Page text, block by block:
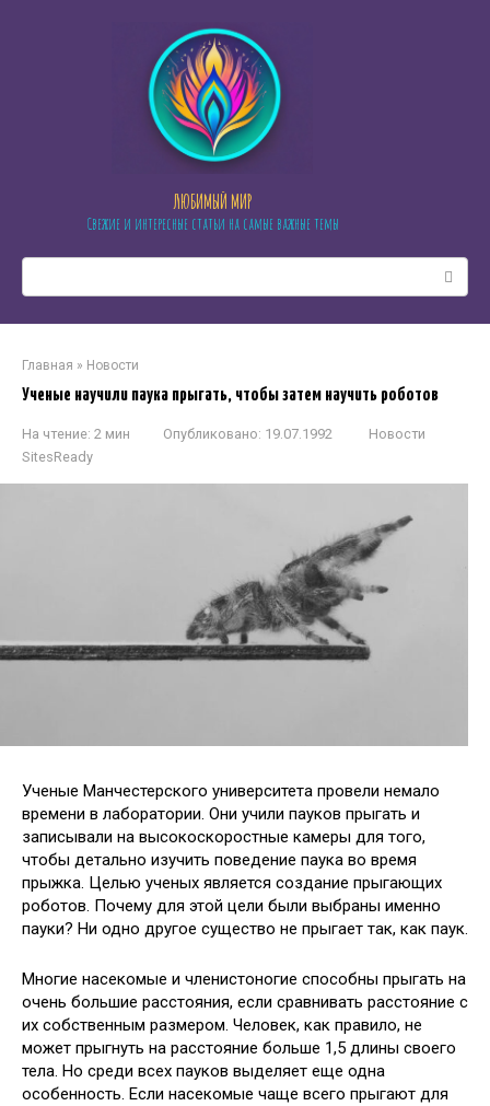
ЛЮБИМЫЙ МИР
Свежие и интересные статьи на самые важные темы
Главная » Новости
Ученые научили паука прыгать, чтобы затем научить роботов
На чтение: 2 мин Опубликовано: 19.07.1992
Новости
SitesReady
Ученые Манчестерского университета провели немало
времени в лаборатории. Они учили пауков прыгать и
записывали на высокоскоростные камеры для того,
чтобы детально изучить поведение паука во время
прыжка. Целью ученых является создание прыгающих
роботов. Почему для этой цели были выбраны именно
пауки? Ни одно другое существо не прыгает так, как паук.
Многие насекомые и членистоногие способны прыгать на
очень большие расстояния, если сравнивать расстояние с
их собственным размером. Человек, как правило, не
может прыгнуть на расстояние больше 1,5 длины своего
тела. Но среди всех пауков выделяет еще одна
особенность. Если насекомые чаще всего прыгают для